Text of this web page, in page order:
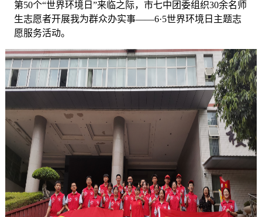
第50个“世界环境日”来临之际， 市七中团委组织30余名师
生志愿者开展我为群众办实事——6·5世界环境日主题志
愿服务活动。